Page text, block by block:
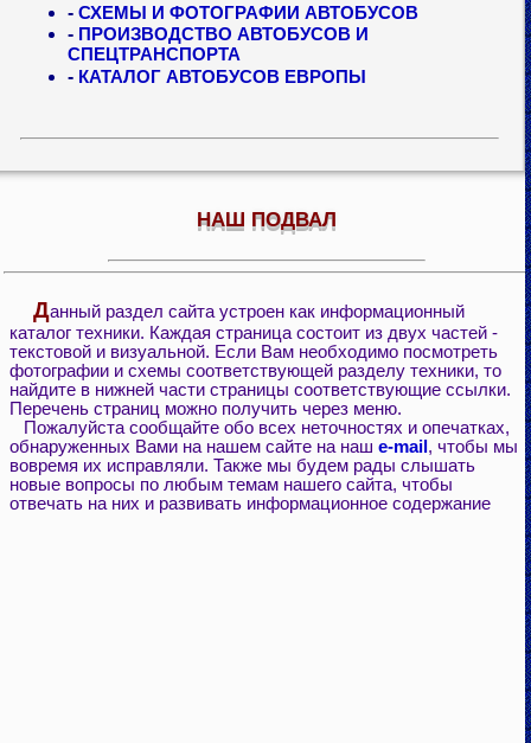
-СХЕМЫ И ФОТОГРАФИИ АВТОБУСОВ
- ПРОИЗВОДСТВО АВТОБУСОВ И
СПЕЦТРАНСПОРТА
- КАТАЛОГ АВТОБУСОВ ЕВРОПЫ
НАШ ПОДВАЛ
Данный раздел сайта устроен как информационный
каталог техники. Каждая страница состоит из двух частей -
текстовой и визуальной. Если Вам необходимо посмотреть
фотографии и схемы соответствующей разделу техники, то
найдите в нижней части страницы соответствующие ссылки.
Перечень страниц можно получить через меню.
Пожалуйста сообщайте обо всех неточностях и опечатках,
обнаруженных Вами на нашем сайте на наш e-mail , чтобы мы
вовремя их исправляли. Также мы будем рады слышать
новые вопросы по любым темам нашего сайта, чтобы
отвечать на них и развивать информационное содержание